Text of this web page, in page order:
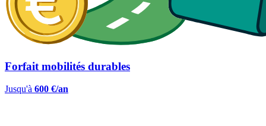
Forfait mobilités durables
Jusqu'à 600 €/an